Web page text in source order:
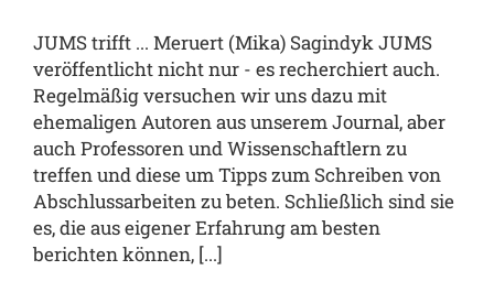
JUMS trifft ... Meruert (Mika) Sagindyk JUMS
veröffentlicht nicht nur - es recherchiert auch.
Regelmäßig versuchen wir uns dazu mit
ehemaligen Autoren aus unserem Journal, aber
auch Professoren und Wissenschaftlern zu
treffen und diese um Tipps zum Schreiben von
Abschlussarbeiten zu beten. Schließlich sind sie
es, die aus eigener Erfahrung am besten
berichten können, [...]